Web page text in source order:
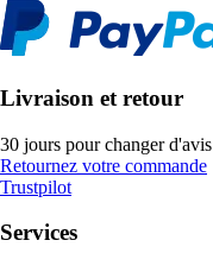
Livraison et retour
30 jours pour changer d'avis
Retournez votre commande
Trustpilot
Services